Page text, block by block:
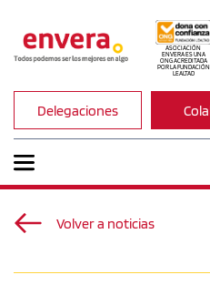
ASOCIACIÓN
ENVERA ES UNA
ONG ACREDITADA
POR LA FUNDACIÓN
LEALTAD
Delegaciones
Volver a noticias